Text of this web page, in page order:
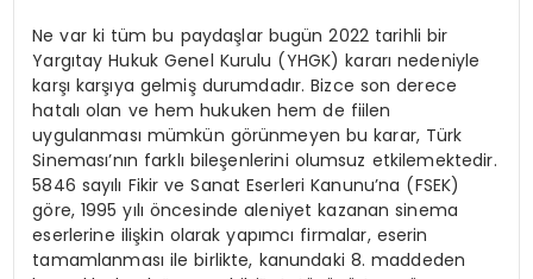
Ne var ki tüm bu paydaşlar bugün 2022 tarihli bir
Yargıtay Hukuk Genel Kurulu (YHGK) kararı nedeniyle
karşı karşıya gelmiş durumdadır. Bizce son derece
hatalı olan ve hem hukuken hem de fiilen
uygulanması mümkün görünmeyen bu karar, Türk
Sineması’nın farklı bileşenlerini olumsuz etkilemektedir.
5846 sayılı Fikir ve Sanat Eserleri Kanunu’na (FSEK)
göre, 1995 yılı öncesinde aleniyet kazanan sinema
eserlerine ilişkin olarak yapımcı firmalar, eserin
tamamlanması ile birlikte, kanundaki 8. maddeden